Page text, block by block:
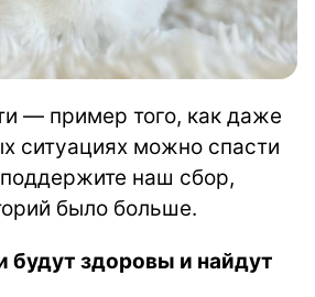
— пример того, как даже
ситуациях можно спасти
наш сбор,
было больше.
будут здоровы и найдут